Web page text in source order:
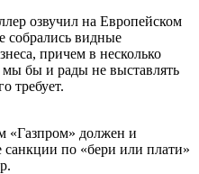
озвучил на Европейском
собрались видные
причем в несколько
бы и рады не выставлять
требует.
«Газпром» должен и
по «бери или плати»